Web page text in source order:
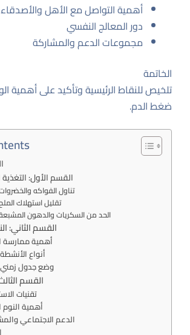
أهمية التواصل مع الأهل والأصدقاء
دور المعالج النفسي
مجموعات الدعم والمشاركة
الخاتمة
تلخيص للنقاط الرئيسية وتأكيد على أهمية
ضغط الدم.
القسم الأول:
1. تناول الفواكه
2. تقليل استهلاك
3. الحد من السكريات والدهون
القسم الثاني:
أهمية ممارسة
أنواع
وضع جدول
القسم
1. تقنيات
2. أهمية
3. الدعم الاجتماعي